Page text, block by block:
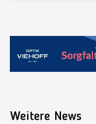
Weitere News